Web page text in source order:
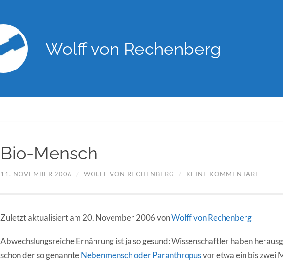
Wolff von Rechenberg
Bio-Mensch
11. NOVEMBER 2006 / WOLFF VON RECHENBERG / KEINE KOMMENTARE
Zuletzt aktualisiert am 20. November 2006 vonWolff von Rechenberg
Abwechslungsreiche Ernährung ist ja so gesund: Wissenschaftler haben
schon der so genannteNebenmensch oder Paranthropusvor etwa ein bis zwei